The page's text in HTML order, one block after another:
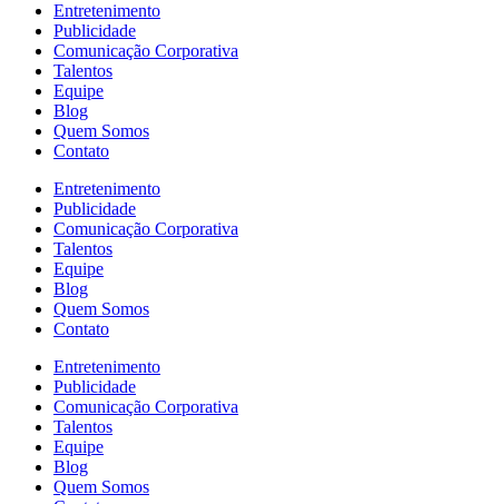
Entretenimento
Publicidade
Comunicação Corporativa
Talentos
Equipe
Blog
Quem Somos
Contato
Entretenimento
Publicidade
Comunicação Corporativa
Talentos
Equipe
Blog
Quem Somos
Contato
Entretenimento
Publicidade
Comunicação Corporativa
Talentos
Equipe
Blog
Quem Somos